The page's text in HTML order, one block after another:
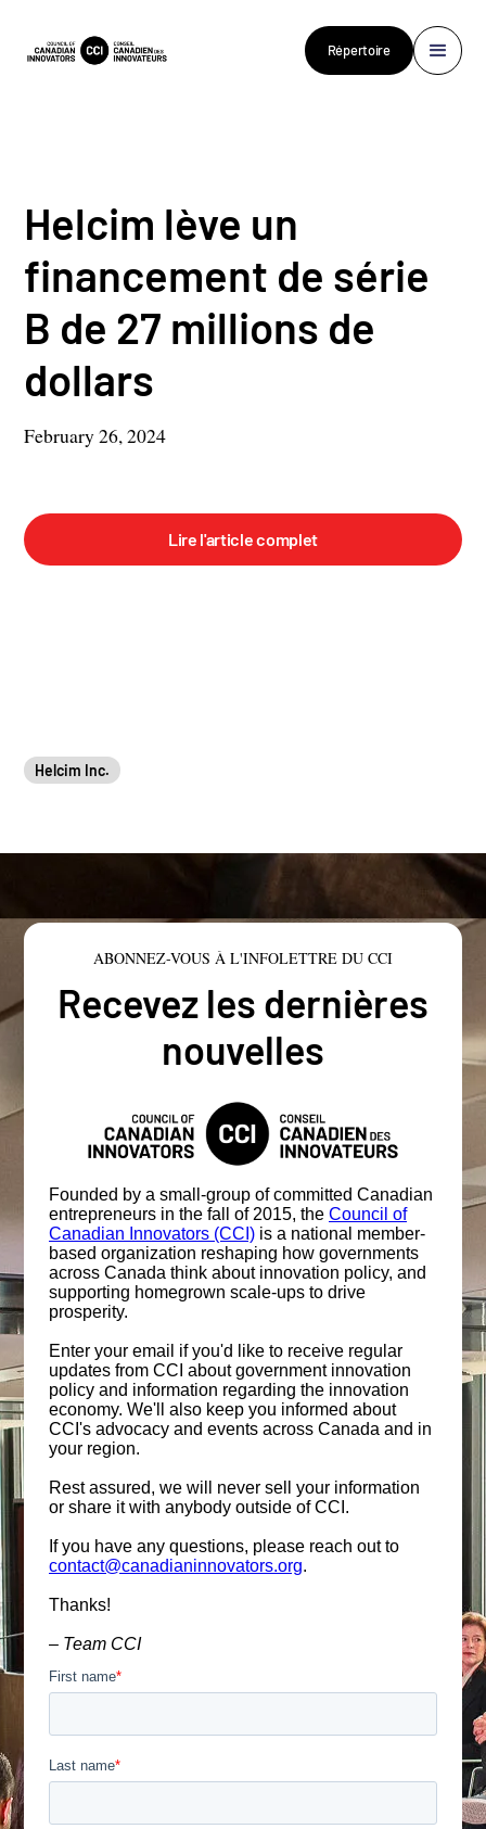
Répertoire
Helcim lève un
financement de série
B de 27 millions de
dollars
February 26, 2024
Lire l'article complet
Helcim Inc.
ABONNEZ-VOUS À L'INFOLETTRE DU CCI
Recevez les dernières
nouvelles